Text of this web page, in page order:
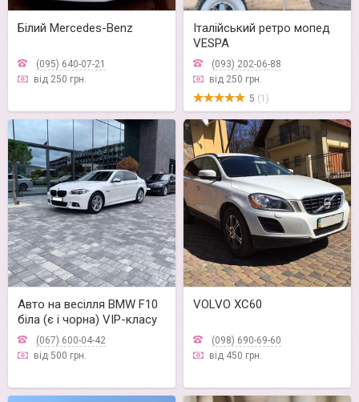
Білий Mercedes-Benz
(095) 640-07-21
від 250 грн.
Італійський ретро мопед
VESPA
(093) 202-06-88
від 250 грн.
5 (1)
Авто на весілля BMW F10
біла (є і чорна) VIP-класу
(067) 600-04-42
від 500 грн.
VOLVO XC60
(098) 690-69-60
від 450 грн.